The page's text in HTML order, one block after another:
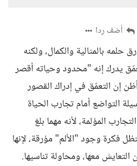
أضف ردا
حلمه بالمثالية والكمال، ولكنه
يدرك إنه "محدود وحياته أقصر
إن التعمّق في إدراك القصور
التواضع أمام تجارب الحياة
المؤلمة، لأنه مهما بلغ
فكرة وجود "الألم" مؤرقة، لإنها
معها، ومحاولة تناسيها.